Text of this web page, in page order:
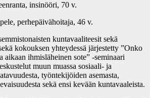
insinööri, 70 v.
perhepäivähoitaja, 46 v.
kuntavaaliteesit sekä
kokouksen yhteydessä järjestetty ”Onko
aikaan ihmisläheinen sote” -seminaari
muun muassa sosiaali- ja
työntekijöiden asemasta,
sekä ensi kevään kuntavaaleista.